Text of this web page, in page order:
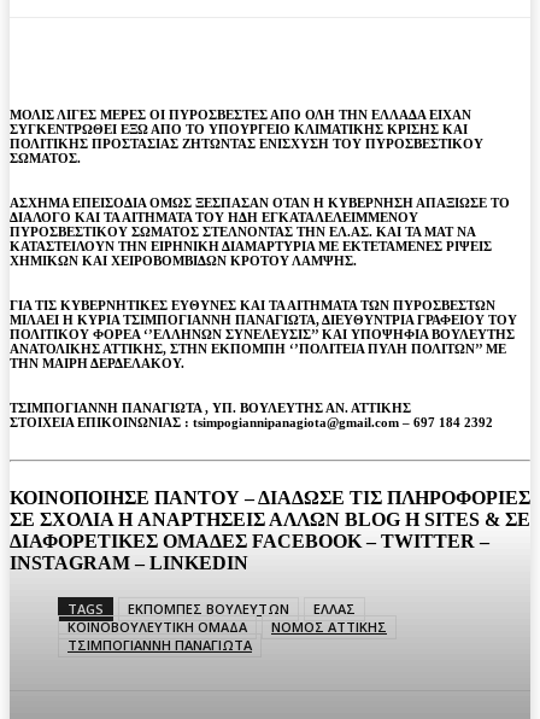
ΜΟΛΙΣ ΛΙΓΕΣ ΜΕΡΕΣ ΟΙ ΠΥΡΟΣΒΕΣΤΕΣ ΑΠΟ ΟΛΗ ΤΗΝ ΕΛΛΑΔΑ ΕΙΧΑΝ
ΣΥΓΚΕΝΤΡΩΘΕΙ ΕΞΩ ΑΠΟ ΤΟ ΥΠΟΥΡΓΕΙΟ ΚΛΙΜΑΤΙΚΗΣ ΚΡΙΣΗΣ ΚΑΙ
ΠΟΛΙΤΙΚΗΣ ΠΡΟΣΤΑΣΙΑΣ ΖΗΤΩΝΤΑΣ ΕΝΙΣΧΥΣΗ ΤΟΥ ΠΥΡΟΣΒΕΣΤΙΚΟΥ
ΣΩΜΑΤΟΣ.
ΑΣΧΗΜΑ ΕΠΕΙΣΟΔΙΑ ΟΜΩΣ ΞΕΣΠΑΣΑΝ ΟΤΑΝ Η ΚΥΒΕΡΝΗΣΗ ΑΠΑΞΙΩΣΕ ΤΟ
ΔΙΑΛΟΓΟ ΚΑΙ ΤΑ ΑΙΤΗΜΑΤΑ ΤΟΥ ΗΔΗ ΕΓΚΑΤΑΛΕΛΕΙΜΜΕΝΟΥ
ΠΥΡΟΣΒΕΣΤΙΚΟΥ ΣΩΜΑΤΟΣ ΣΤΕΛΝΟΝΤΑΣ ΤΗΝ ΕΛ.ΑΣ. ΚΑΙ ΤΑ ΜΑΤ ΝΑ
ΚΑΤΑΣΤΕΙΛΟΥΝ ΤΗΝ ΕΙΡΗΝΙΚΗ ΔΙΑΜΑΡΤΥΡΙΑ ΜΕ ΕΚΤΕΤΑΜΕΝΕΣ ΡΙΨΕΙΣ
ΧΗΜΙΚΩΝ ΚΑΙ ΧΕΙΡΟΒΟΜΒΙΔΩΝ ΚΡΟΤΟΥ ΛΑΜΨΗΣ.
ΓΙΑ ΤΙΣ ΚΥΒΕΡΝΗΤΙΚΕΣ ΕΥΘΥΝΕΣ ΚΑΙ ΤΑ ΑΙΤΗΜΑΤΑ ΤΩΝ ΠΥΡΟΣΒΕΣΤΩΝ
ΜΙΛΑΕΙ Η ΚΥΡΙΑ ΤΣΙΜΠΟΓΙΑΝΝΗ ΠΑΝΑΓΙΩΤΑ, ΔΙΕΥΘΥΝΤΡΙΑ ΓΡΑΦΕΙΟΥ ΤΟΥ
ΠΟΛΙΤΙΚΟΥ ΦΟΡΕΑ ‘’ΕΛΛΗΝΩΝ ΣΥΝΕΛΕΥΣΙΣ’’ ΚΑΙ ΥΠΟΨΗΦΙΑ ΒΟΥΛΕΥΤΗΣ
ΑΝΑΤΟΛΙΚΗΣ ΑΤΤΙΚΗΣ, ΣΤΗΝ ΕΚΠΟΜΠΗ ‘’ΠΟΛΙΤΕΙΑ ΠΥΛΗ ΠΟΛΙΤΩΝ’’ ΜΕ
ΤΗΝ ΜΑΙΡΗ ΔΕΡΔΕΛΑΚΟΥ.
ΤΣΙΜΠΟΓΙΑΝΝΗ ΠΑΝΑΓΙΩΤΑ , ΥΠ. ΒΟΥΛΕΥΤΗΣ ΑΝ. ΑΤΤΙΚΗΣ
ΣΤΟΙΧΕΙΑ ΕΠΙΚΟΙΝΩΝΙΑΣ : tsimpogiannipanagiota@gmail.com – 697 184 2392
ΚΟΙΝΟΠΟΙΗΣΕ ΠΑΝΤΟΥ – ΔΙΑΔΩΣΕ ΤΙΣ ΠΛΗΡΟΦΟΡΙΕΣ
ΣΕ ΣΧΟΛΙΑ H ΑΝAΡΤΗΣΕΙΣ ΑΛΛΩΝ BLOG H SITES & ΣΕ
ΔΙΑΦΟΡΕTIKEΣ ΟΜΑΔΕΣ FACEBOOK – TWITTER –
INSTAGRAM – LINKEDIN
TAGS ΕΚΠΟΜΠΕΣ ΒΟΥΛΕΥΤΩΝ
ΕΛΛΑΣ
ΚΟΙΝΟΒΟΥΛΕΥΤΙΚΗ ΟΜΑΔΑ
ΝΟΜΟΣ ΑΤΤΙΚΗΣ
ΤΣΙΜΠΟΓΙΑΝΝΗ ΠΑΝΑΓΙΩΤΑ